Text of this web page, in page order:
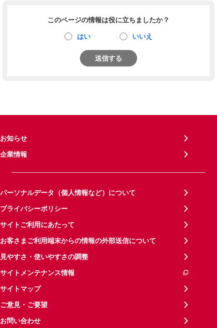
このページの情報は役に立ちましたか？
はい いいえ
送信する
お知らせ
企業情報
パーソナルデータ（個人情報など）について
プライバシーポリシー
サイトご利用にあたって
お客さまご利用端末からの情報の外部送信について
見やすさ・使いやすさの調整
サイトメンテナンス情報
サイトマップ
ご意見・ご要望
お問い合わせ